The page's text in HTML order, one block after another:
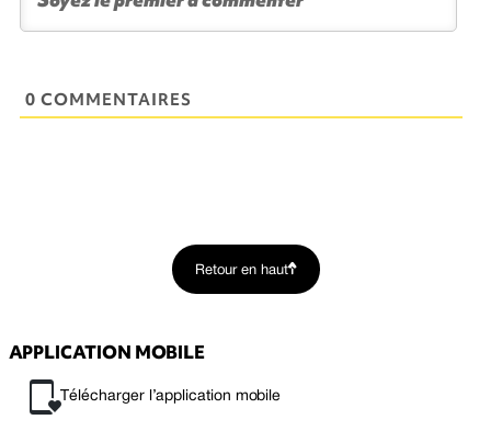
0 COMMENTAIRES
Retour en haut
APPLICATION MOBILE
Télécharger l’application mobile